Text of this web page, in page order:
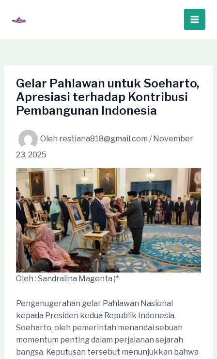
Main
Gelar Pahlawan untuk Soeharto,
Apresiasi terhadap Kontribusi
Pembangunan Indonesia
Oleh restiana818@gmail.com / November
23, 2025
Oleh : Sandralina Magenta )*
Penganugerahan gelar Pahlawan Nasional
kepada Presiden kedua Republik Indonesia,
Soeharto, oleh pemerintah menandai sebuah
momentum penting dalam perjalanan sejarah
bangsa. Keputusan tersebut menunjukkan bahwa